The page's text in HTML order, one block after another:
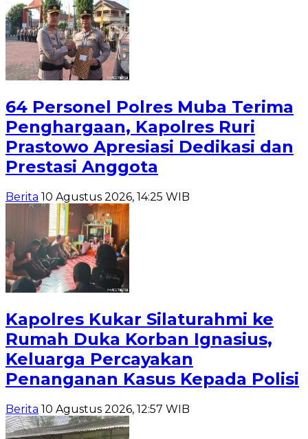
64 Personel Polres Muba Terima
Penghargaan, Kapolres Ruri
Prastowo Apresiasi Dedikasi dan
Prestasi Anggota
Berita 10 Agustus 2026, 14:25 WIB
Kapolres Kukar Silaturahmi ke
Rumah Duka Korban Ignasius,
Keluarga Percayakan
Penanganan Kasus Kepada Polisi
Berita 10 Agustus 2026, 12:57 WIB